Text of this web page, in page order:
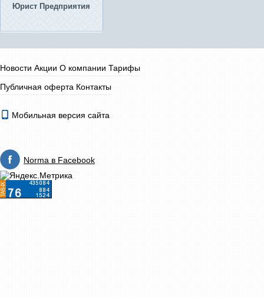
Юрист Предприятия
Новости Акции О компании Тарифы
Публичная оферта Контакты
Мобильная версия сайта
Norma в Facebook